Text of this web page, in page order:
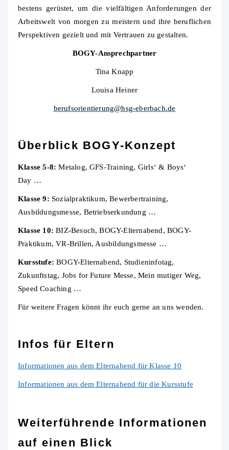
bestens gerüstet, um die vielfältigen Anforderungen der
Arbeitswelt von morgen zu meistern und ihre beruflichen
Perspektiven gezielt und mit Vertrauen zu gestalten.
BOGY-Ansprechpartner
Tina Knapp
Louisa Heiner
berufsorientierung@hsg-eberbach.de
Überblick BOGY-Konzept
Klasse 5-8:Metalog, GFS-Training, Girls‘ & Boys‘
Day …
Klasse 9: Sozialpraktikum, Bewerbertraining,
Ausbildungsmesse, Betriebserkundung …
Klasse 10: BIZ-Besuch, BOGY-Elternabend, BOGY-
Praktikum, VR-Brillen, Ausbildungsmesse …
Kursstufe: BOGY-Elternabend, Studieninfotag,
Zukunftstag, Jobs for Future Messe, Mein mutiger Weg,
Speed Coaching …
Für weitere Fragen könnt ihr euch gerne an uns wenden.
Infos für Eltern
Informationen aus dem Elternabend für Klasse 10
Informationen aus dem Elternabend für die Kursstufe
Weiterführende Informationen
auf einen Blick